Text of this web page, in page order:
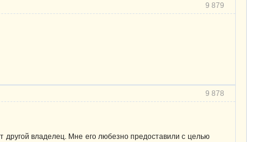
9 879
9 878
владелец. Мне его любезно предоставили с целью